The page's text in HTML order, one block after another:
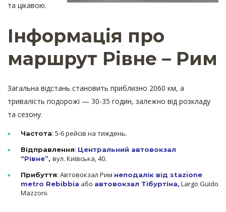
та цікавою.
Інформація про
маршрут Рівне – Рим
Загальна відстань становить приблизно 2060 км, а
тривалість подорожі — 30-35 годин, залежно від розкладу
та сезону.
Частота: 5-6 рейсів на тиждень.
Відправлення: Центральний автовокзал
“Рівне”, вул. Київська, 40.
Прибуття: Автовокзал Рим неподалік від stazione
metro Rebibbia або автовокзал Тібуртіна, Largo Guido
Mazzoni.